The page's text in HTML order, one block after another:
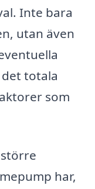
Inte bara
utan även
totala
som
större
har,